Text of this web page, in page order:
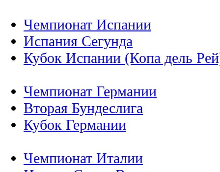
Чемпионат Испании
Испания Сегунда
Кубок Испании (Копа дель
Чемпионат Германии
Вторая Бундеслига
Кубок Германии
Чемпионат Италии